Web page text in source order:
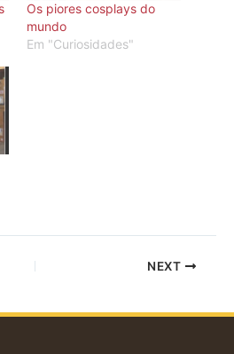
Os piores cosplays do
mundo
Em "Curiosidades"
NEXT